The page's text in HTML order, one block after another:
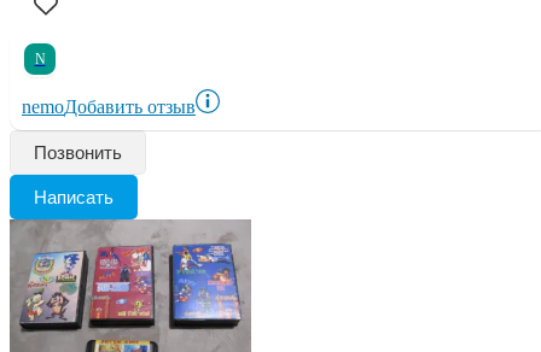
N
nemoДобавить отзыв
Позвонить
Написать